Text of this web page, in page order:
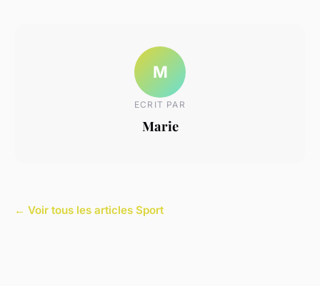
M
ECRIT PAR
Marie
← Voir tous les articles Sport